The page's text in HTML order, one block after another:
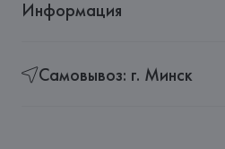
Информация
Самовывоз: г. Минск